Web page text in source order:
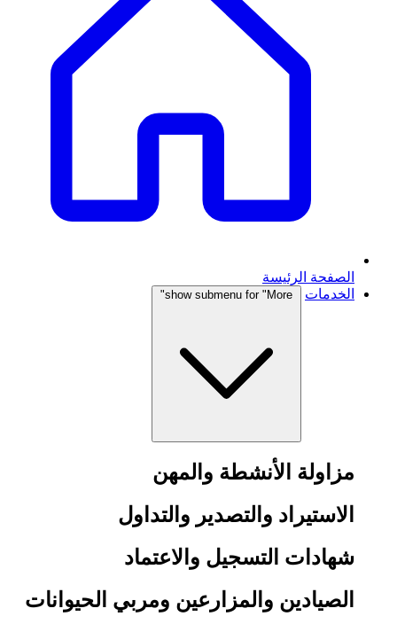
الصفحة الرئيسة
الخدمات
show submenu for "More"
مزاولة الأنشطة والمهن
الاستيراد والتصدير والتداول
شهادات التسجيل والاعتماد
الصيادين والمزارعين ومربي الحيوانات